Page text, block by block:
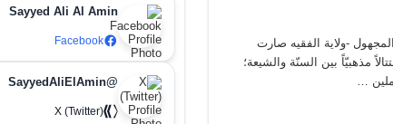
-ولاية الفقيه صارت
مذهبيّاً بين السنّة والشيعة؛
…
Sayyed Ali Al Amin
Facebook
@SayyedAliElAmin
X (Twitter)